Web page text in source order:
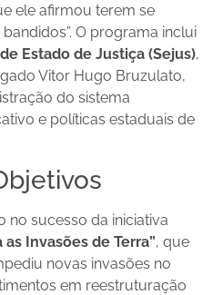
ele afirmou terem se
O programa inclui
Estado de Justiça (Sejus),
Vitor Hugo Bruzulato,
do sistema
e políticas estaduais de
no sucesso da iniciativa
Invasões de Terra”, que
novas invasões no
em reestruturação